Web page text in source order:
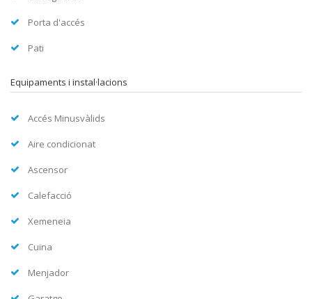
Porta d'accés
Pati
Equipaments i instal·lacions
Accés Minusvàlids
Aire condicionat
Ascensor
Calefacció
Xemeneia
Cuina
Menjador